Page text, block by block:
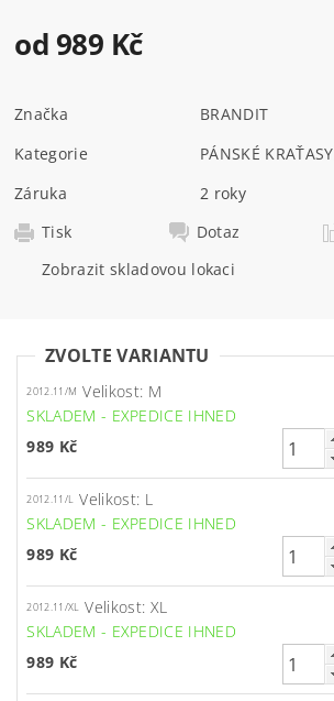
od 989 Kč
Značka
BRANDIT
Kategorie
PÁNSKÉ KRAŤASY
Záruka
2 roky
Tisk
Dotaz
Zobrazit skladovou lokaci
ZVOLTE VARIANTU
2012.11/M Velikost: M
SKLADEM - EXPEDICE IHNED
989 Kč
2012.11/L Velikost: L
SKLADEM - EXPEDICE IHNED
989 Kč
2012.11/XL Velikost: XL
SKLADEM - EXPEDICE IHNED
989 Kč